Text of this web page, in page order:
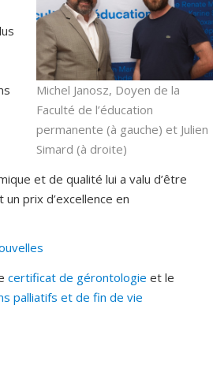
Michel Janosz, Doyen de la
Faculté de l’éducation
permanente (à gauche) et Julien
Simard (à droite)
et de qualité lui a valu d’être
prix d’excellence en
certificat de gérontologie et le
palliatifs et de fin de vie